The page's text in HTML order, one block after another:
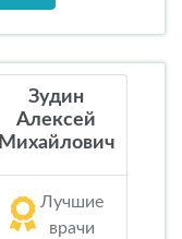
Зудин
Алексей
Михайлович
Лучшие
врачи